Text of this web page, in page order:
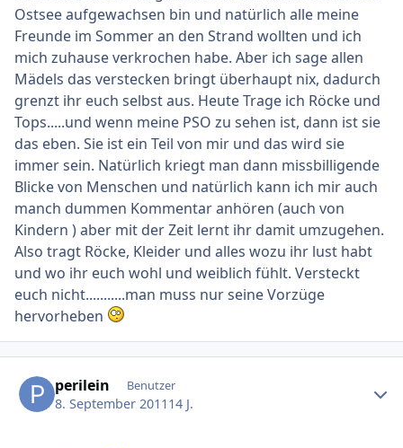
Ostsee aufgewachsen bin und natürlich alle meine
Freunde im Sommer an den Strand wollten und ich
mich zuhause verkrochen habe. Aber ich sage allen
Mädels das verstecken bringt überhaupt nix, dadurch
grenzt ihr euch selbst aus. Heute Trage ich Röcke und
Tops.....und wenn meine PSO zu sehen ist, dann ist sie
das eben. Sie ist ein Teil von mir und das wird sie
immer sein. Natürlich kriegt man dann missbilligende
Blicke von Menschen und natürlich kann ich mir auch
manch dummen Kommentar anhören (auch von
Kindern ) aber mit der Zeit lernt ihr damit umzugehen.
Also tragt Röcke, Kleider und alles wozu ihr lust habt
und wo ihr euch wohl und weiblich fühlt. Versteckt
euch nicht...........man muss nur seine Vorzüge
hervorheben
perilein Benutzer
8. September 2011 14 J.